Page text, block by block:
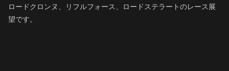
ロードクロンヌ、リフルフォース、ロードステラートのレース展
望です。